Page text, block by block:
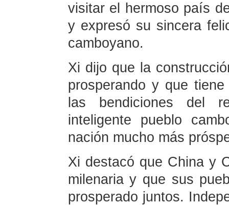
visitar el hermoso país
y expresó su sincera
camboyano.
Xi dijo que la
prosperando y que
las bendiciones del
inteligente pueblo
nación mucho más
Xi destacó que China y
milenaria y que sus
prosperado juntos.